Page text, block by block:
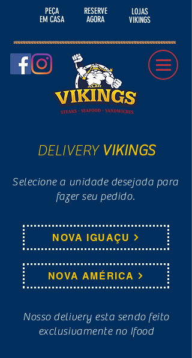
PEÇA
EM CASA
RESERVE
AGORA
LOJAS
VIKINGS
DELIVERY VIKINGS
Selecione a unidade desejada para
fazer seu pedido.
NOVA IGUAÇU
NOVA AMÉRICA
Nosso delivery esta sendo feito
exclusivamente no Ifood